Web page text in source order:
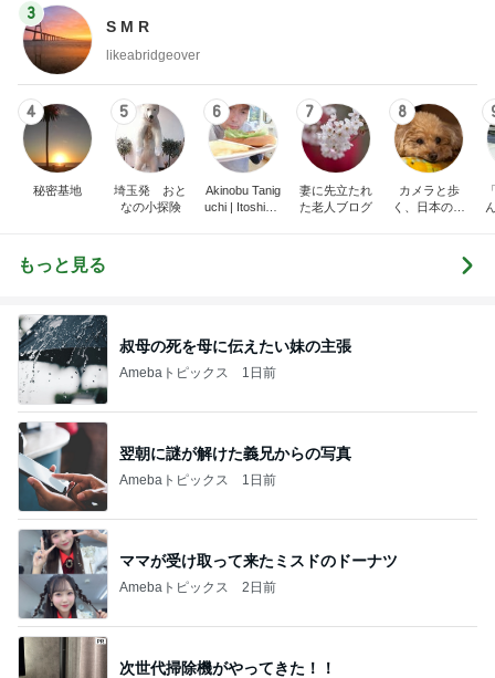
3
S M R
likeabridgeover
4
秘密基地
5
埼玉発 おと
なの小探険
6
Akinobu Tanig
uchi | Itoshima
7
妻に先立たれ
た老人ブログ
8
カメラと歩
く、日本の風
もっと見る
叔母の死を母に伝えたい妹の主張
Amebaトピックス 1日前
翌朝に謎が解けた義兄からの写真
Amebaトピックス 1日前
ママが受け取って来たミスドのドーナツ
Amebaトピックス 2日前
次世代掃除機がやってきた！！